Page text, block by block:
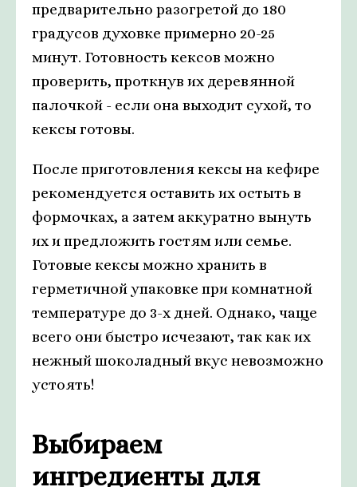
предварительно разогретой до 180
градусов духовке примерно 20-25
минут. Готовность кексов можно
проверить, проткнув их деревянной
палочкой - если она выходит сухой, то
кексы готовы.
После приготовления кексы на кефире
рекомендуется оставить их остыть в
формочках, а затем аккуратно вынуть
их и предложить гостям или семье.
Готовые кексы можно хранить в
герметичной упаковке при комнатной
температуре до 3-х дней. Однако, чаще
всего они быстро исчезают, так как их
нежный шоколадный вкус невозможно
устоять!
Выбираем
ингредиенты для